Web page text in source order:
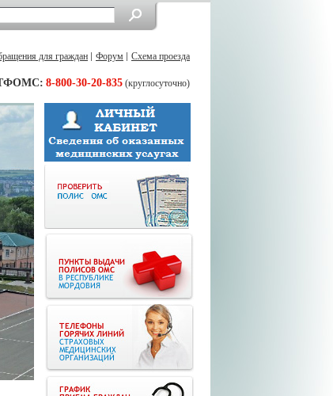
для граждан Форум Схема проезда
8-800-30-20-835 (круглосуточно)